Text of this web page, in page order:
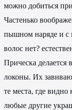
можно добиться
Частенько
пышном наряде и с
волос нет?
Прическа делается
локоны. Их
те места, где
любые другие